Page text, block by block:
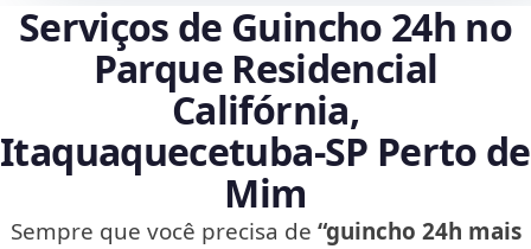
Serviços de Guincho 24h no
Parque Residencial
Califórnia,
Itaquaquecetuba‑SP Perto de
Mim
Sempre que você precisa de “guincho 24h mais